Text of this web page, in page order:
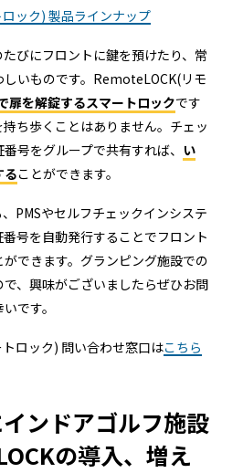
ック) 製品ラインナップ
びにフロントに鍵を預けたり、常
しいものです。RemoteLOCK(リモ
扉を解錠するスマートロックです
ち歩くことはありません。チェッ
号をグループで共有すれば、 い
ることができます。
PMSやセルフチェックインシステ
号を自動発行することでフロント
できます。グランピング施設での
、興味がございましたらぜひお問
です。
ロック) 問い合わせ窓口はこちら
ンドアゴルフ施設
の導入、増え